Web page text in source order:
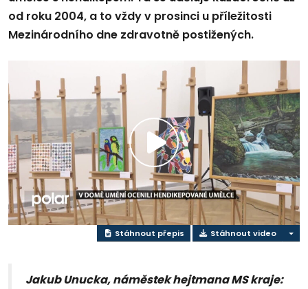
od roku 2004, a to vždy v prosinci u příležitosti
Mezinárodního dne zdravotně postižených.
Přehrát
video
Stáhnout přepis Stáhnout video
Jakub Unucka, náměstek hejtmana MS kraje: